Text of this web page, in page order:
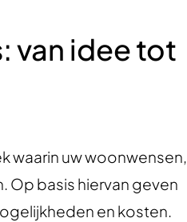
van idee tot
waarin uw woonwensen,
Op basis hiervan geven
en kosten.